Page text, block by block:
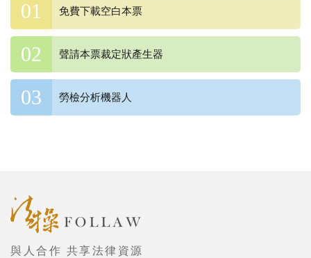
免費下載空白本票
聲請本票裁定狀產生器
勞檢分析機器人
與人合作 共享法律資源